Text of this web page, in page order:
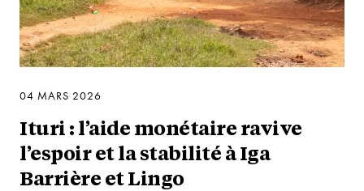
04 MARS 2026
Ituri : l’aide monétaire ravive
l’espoir et la stabilité à Iga
Barrière et Lingo